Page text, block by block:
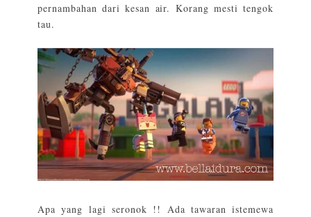
pernambahan dari kesan air. Korang mesti tengok
tau.
Apa yang lagi seronok !! Ada tawaran istemewa